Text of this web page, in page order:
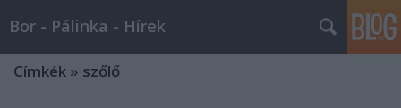
Bor - Pálinka - Hírek
Címkék » szőlő